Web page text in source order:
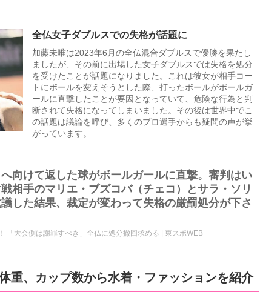
全仏女子ダブルスでの失格が話題に
加藤未唯は2023年6月の全仏混合ダブルスで優勝を果たし
ましたが、その前に出場した女子ダブルスでは失格を処分
を受けたことが話題になりました。これは彼女が相手コー
トにボールを変えそうとした際、打ったボールがボールガ
ールに直撃したことが要因となっていて、危険な行為と判
断されて失格になってしまいました。その後は世界中でこ
の話題は議論を呼び、多くのプロ選手からも疑問の声が挙
がっています。
向けて返した球がボールガールに直撃。審判はい
相手のマリエ・ブズコバ（チェコ）とサラ・ソリ
した結果、裁定が変わって失格の厳罰処分が下さ
「大会側は謝罪すべき」全仏に処分撤回求める | 東スポWEB
重、カップ数から水着・ファッションを紹介